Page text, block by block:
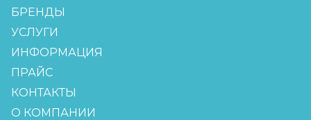
БРЕНДЫ
УСЛУГИ
ИНФОРМАЦИЯ
ПРАЙС
КОНТАКТЫ
О КОМПАНИИ